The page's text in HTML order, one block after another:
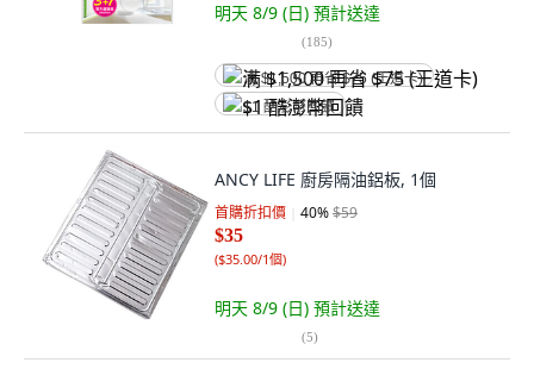
明天 8/9 (日) 預計送達
(185)
满 $1,500 再省 $75 (王道卡)
$1 酷澎幣回饋
ANCY LIFE 廚房隔油鋁板, 1個
首購折扣價 40%$59
$35
($35.00/1個)
明天 8/9 (日) 預計送達
(5)